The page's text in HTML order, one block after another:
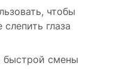
чтобы
глаза
быстрой смены